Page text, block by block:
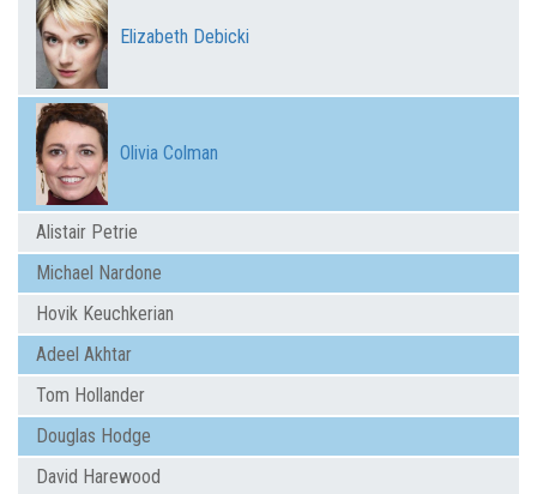
Elizabeth Debicki
Olivia Colman
Alistair Petrie
Michael Nardone
Hovik Keuchkerian
Adeel Akhtar
Tom Hollander
Douglas Hodge
David Harewood